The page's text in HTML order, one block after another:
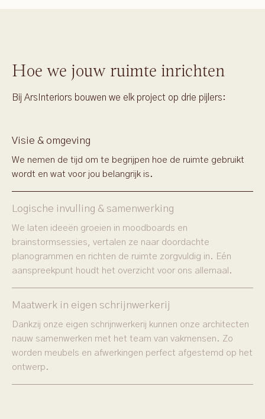
Hoe we jouw ruimte inrichten
Bij ArsInteriors bouwen we elk project op drie pijlers:
Visie & omgeving
We nemen de tijd om te begrijpen hoe de ruimte gebruikt
wordt en wat voor jou belangrijk is.
Logische invulling & samenwerking
We laten ideeën groeien in moodboards en
brainstormsessies, vertalen ze naar doordachte
planogrammen en richten de ruimte zorgvuldig in. Eén
aanspreekpunt houdt het overzicht voor ons allemaal.
Maatwerk in eigen schrijnwerkerij
Dankzij onze eigen schrijnwerkerij kunnen onze architecten
nauw samenwerken met het team van vakmensen. Zo
worden meubels en afwerkingen perfect afgestemd op het
ontwerp.